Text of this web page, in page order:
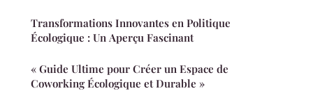
Transformations Innovantes en Politique
Écologique : Un Aperçu Fascinant
« Guide Ultime pour Créer un Espace de
Coworking Écologique et Durable »